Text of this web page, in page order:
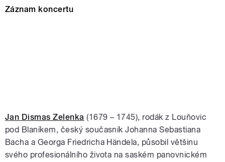
Záznam koncertu
Jan Dismas Zelenka (1679 – 1745), rodák z Louňovic
pod Blaníkem, český současník Johanna Sebastiana
Bacha a Georga Friedricha Händela, působil většinu
svého profesionálního života na saském panovnickém